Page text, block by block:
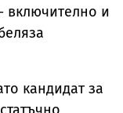
включително и
кандидат за